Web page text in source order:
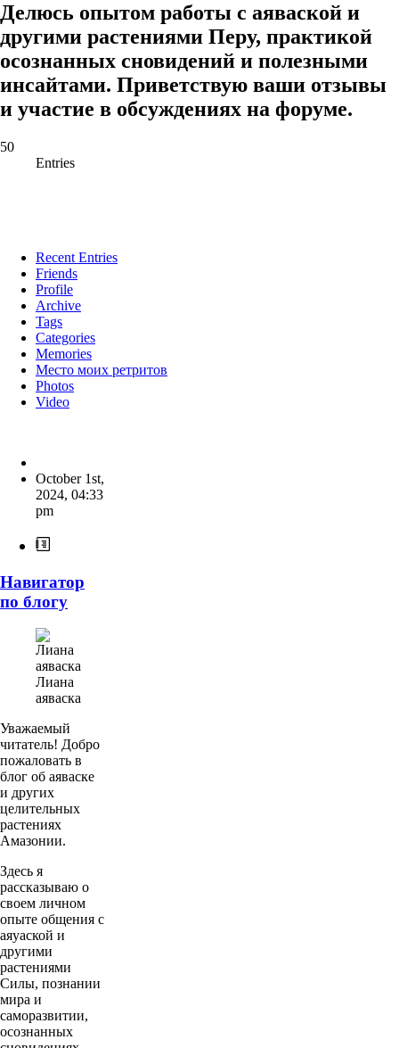
Делюсь опытом работы с аяваской и
другими растениями Перу, практикой
осознанных сновидений и полезными
инсайтами. Приветствую ваши отзывы
и участие в обсуждениях на форуме.
50
Entries
Recent Entries
Friends
Profile
Archive
Tags
Categories
Memories
Место моих ретритов
Photos
Video
October 1st,
2024, 04:33
pm
Навигатор
по блогу
Лиана
аяваска
Уважаемый
читатель! Добро
пожаловать в
блог об аяваске
и других
целительных
растениях
Амазонии.
Здесь я
рассказываю о
своем личном
опыте общения с
аяуаской и
другими
растениями
Силы, познании
мира и
саморазвитии,
осознанных